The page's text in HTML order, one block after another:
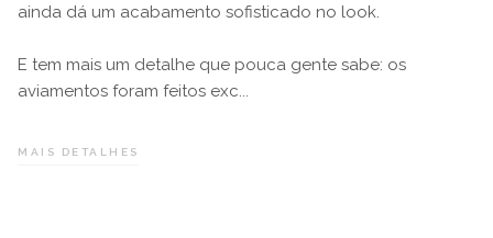
ainda dá um acabamento sofisticado no look.
E tem mais um detalhe que pouca gente sabe: os
aviamentos foram feitos exc...
MAIS DETALHES